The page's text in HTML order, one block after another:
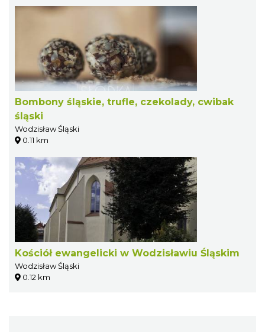
Bombony śląskie, trufle, czekolady, cwibak
śląski
Wodzisław Śląski
0.11 km
Kościół ewangelicki w Wodzisławiu Śląskim
Wodzisław Śląski
0.12 km